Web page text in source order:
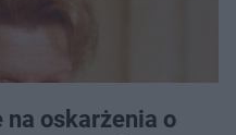
oskarżenia o